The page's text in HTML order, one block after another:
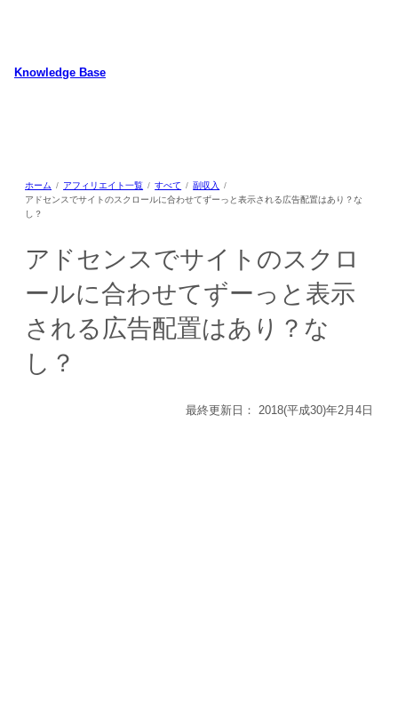
スKnowledge Base
ホーム アフィリエイト一覧 すべて
副収入
アドセンスでサイトのスクロールに合わせてずーっと表示される広告配置はあり？な
し？
アドセンスでサイトのスクロ
ールに合わせてずーっと表示
される広告配置はあり？な
し？
最終更新日： 2018(平成30)年2月4日